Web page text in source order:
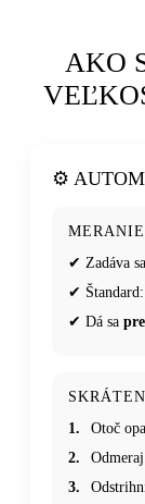
AKO
⚙️
MERANIE
✔ Zadáva sa
✔ Štandard:
✔ Dá sa
1.
Otoč
2.
3.